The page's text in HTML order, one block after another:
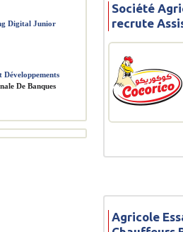
Société
recrute
Agricole
Digital Junior
Développements
De Banques